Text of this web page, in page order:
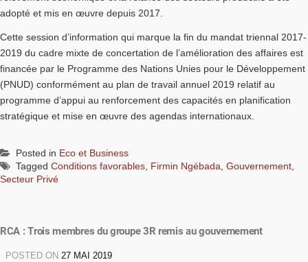
adopté et mis en œuvre depuis 2017.
Cette session d’information qui marque la fin du mandat triennal 2017-
2019 du cadre mixte de concertation de l’amélioration des affaires est
financée par le Programme des Nations Unies pour le Développement
(PNUD) conformément au plan de travail annuel 2019 relatif au
programme d’appui au renforcement des capacités en planification
stratégique et mise en œuvre des agendas internationaux.
Posted in Eco et Business
Tagged Conditions favorables Firmin Ngébada Gouvernement
Secteur Privé
RCA : Trois membres du groupe 3R remis au gouvernement
POSTED ON 27 MAI 2019